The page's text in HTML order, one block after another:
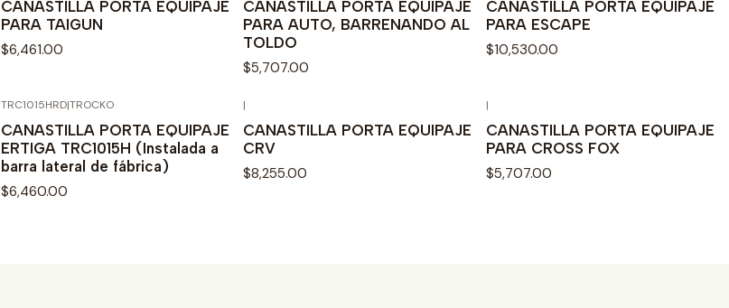
CANASTILLA PORTA EQUIPAJE
PARA TAIGUN
$6,461.00
CANASTILLA PORTA EQUIPAJE
PARA AUTO, BARRENANDO AL
TOLDO
$5,707.00
CANASTILLA PORTA EQUIPAJE
PARA ESCAPE
$10,530.00
TRC1015HRD|TROCKO
CANASTILLA PORTA EQUIPAJE
ERTIGA TRC1015H (Instalada a
barra lateral de fábrica)
$6,460.00
|
CANASTILLA PORTA EQUIPAJE
CRV
$8,255.00
|
CANASTILLA PORTA EQUIPAJE
PARA CROSS FOX
$5,707.00